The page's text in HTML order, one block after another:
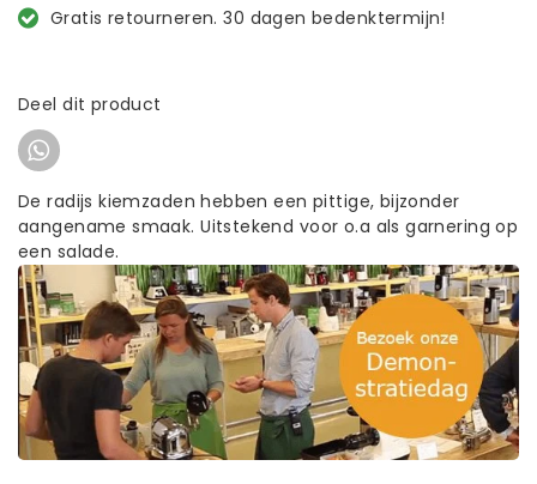
Gratis retourneren. 30 dagen bedenktermijn!
Deel dit product
De radijs kiemzaden hebben een pittige, bijzonder
aangename smaak. Uitstekend voor o.a als garnering op
een salade.